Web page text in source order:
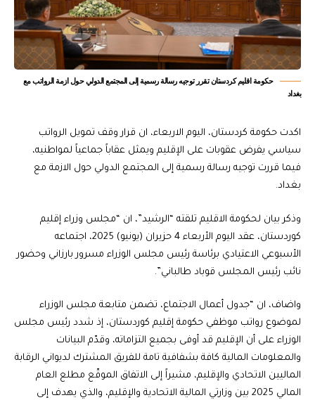
حكومة اقليم كردستان تقرر توجيه رسالة رسمية إلى المجتمع الدولي حول ازمة الرواتب مع
بغداد
اكدت حكومة كردستان، اليوم الاربعاء، ان قرار وقف تمويل الرواتب
سياسي يفرض عقوبات على الإقليم ويمثل عقاباً جماعياً لمواطنيه،
فيما قررت توجيه رسالة رسمية إلى المجتمع الدولي حول الازمة مع
بغداد.
وذكر بيان لحكومة الاقليم تلقته “الرشيد”، ان “مجلس وزراء إقليم
كوردستان، عقد اليوم الأربعاء 4 حزيران (يونيو) 2025، اجتماعه
الأسبوعي الاعتيادي برئاسة رئيس مجلس الوزراء مسرور بارزاني وحضور
نائب رئيس المجلس قوباد طالباني”.
واضاف، ان “جدول أعمال الاجتماع، تضمن متابعة مجلس الوزراء
لموضوع رواتب موظفي حكومة إقليم كوردستان، إذ شدد رئيس مجلس
الوزراء على أن الإقليم قد أوفى بجميع التزاماته، وقدّم البيانات
والمعلومات المالية كافة بشفافية تامة للفريق المشترك لديواني الرقابة
الماليين الاتحادي والإقليم، مشيراً إلى الاتفاق الموقّع مطلع العام
المالي 2025 بين وزارتي المالية الاتحادية والإقليم، والذي يهدف إلى